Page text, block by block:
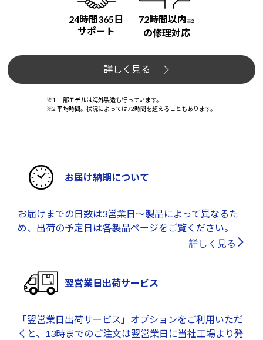
24時間365日
サポート
72時間以内 ※2
の修理対応
詳しく見る
※1 一部モデルは海外製造も行っています。
※2 平均時間。状況によっては72時間を超えることもあります。
お届け納期について
お届けまでの日数は3営業日～製品によって異なるた
め、出荷の予定日は各製品ページをご覧ください。
詳しく見る
翌営業日出荷サービス
「翌営業日出荷サービス」オプションをご利用いただ
くと、13時までのご注文は翌営業日に当社工場より発